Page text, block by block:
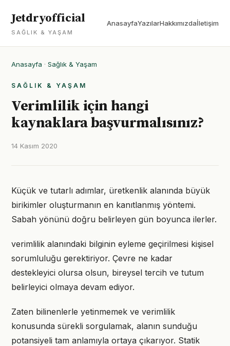
Jetdryofficial
SAĞLIK & YAŞAM
AnasayfaYazılarHakkımızdaİletişim
Anasayfa · Sağlık & Yaşam
SAĞLIK & YAŞAM
Verimlilik için hangi
kaynaklara başvurmalısınız?
14 Kasım 2020
Küçük ve tutarlı adımlar, üretkenlik alanında büyük
birikimler oluşturmanın en kanıtlanmış yöntemi.
Sabah yönünü doğru belirleyen gün boyunca ilerler.
verimlilik alanındaki bilginin eyleme geçirilmesi kişisel
sorumluluğu gerektiriyor. Çevre ne kadar
destekleyici olursa olsun, bireysel tercih ve tutum
belirleyici olmaya devam ediyor.
Zaten bilinenlerle yetinmemek ve verimlilik
konusunda sürekli sorgulamak, alanın sunduğu
potansiyeli tam anlamıyla ortaya çıkarıyor. Statik